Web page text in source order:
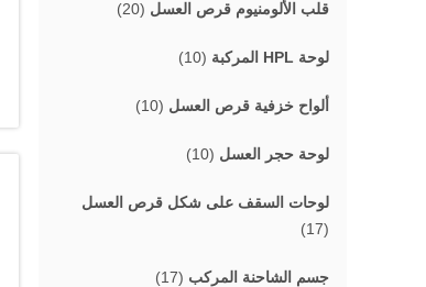
قلب الألومنيوم قرص العسل (20)
لوحة HPL المركبة (10)
ألواح خزفية قرص العسل (10)
لوحة حجر العسل (10)
لوحات السقف على شكل قرص العسل
(17)
جسم الشاحنة المركب (17)